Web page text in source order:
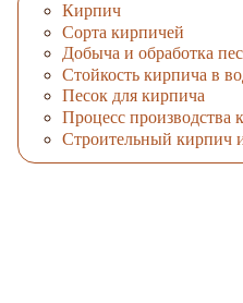
Кирпич
Сорта кирпичей
Добыча и обработка
Стойкость кирпича в
Песок для кирпича
Процесс производства
Строительный кирпич